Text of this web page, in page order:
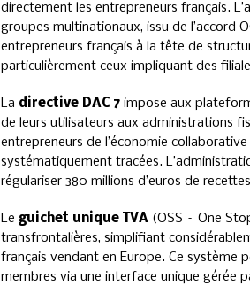
directement les entrepreneurs français.
groupes multinationaux, issu de l’accord
entrepreneurs français à la tête de
particulièrement ceux impliquant des
La directive DAC 7impose aux
de leurs utilisateurs aux administrations
entrepreneurs de l’économie
systématiquement tracées.
régulariser 380 millions d’euros de
Le guichet unique TVA(OSS – One
transfrontalières, simplifiant
français vendant en Europe. Ce système
membres via une interface unique gérée